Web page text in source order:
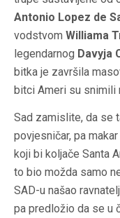
Antonio Lopez de
vodstvom Williama
legendarnog Davyja
bitka je završila
bitci Ameri su snimili
Sad zamislite, da se
povjesničar, pa
koji bi koljače Santa
to bio možda samo
SAD-u našao
pa predložio da se u